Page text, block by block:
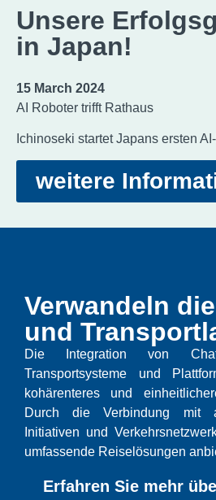
Unsere
in Japan!
15 March 2024
AI Roboter trifft Rathaus
Ichinoseki startet Japans ersten
weitere
Verwandeln
und
Die Integration von
Transportsysteme und
kohärenteres und
Durch die Verbindung mit
Initiativen und
umfassende Reiselösungen
Erfahren Sie mehr